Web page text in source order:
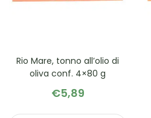
Rio Mare, tonno all’olio di
oliva conf. 4×80 g
€5,89